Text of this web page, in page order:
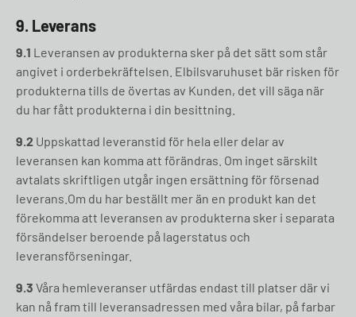
9. Leverans
9.1 Leveransen av produkterna sker på det sätt som står
angivet i orderbekräftelsen. Elbilsvaruhuset bär risken för
produkterna tills de övertas av Kunden, det vill säga när
du har fått produkterna i din besittning.
9.2 Uppskattad leveranstid för hela eller delar av
leveransen kan komma att förändras. Om inget särskilt
avtalats skriftligen utgår ingen ersättning för försenad
leverans.Om du har beställt mer än en produkt kan det
förekomma att leveransen av produkterna sker i separata
försändelser beroende på lagerstatus och
leveransförseningar.
9.3 Våra hemleveranser utfärdas endast till platser där vi
kan nå fram till leveransadressen med våra bilar, på farbar